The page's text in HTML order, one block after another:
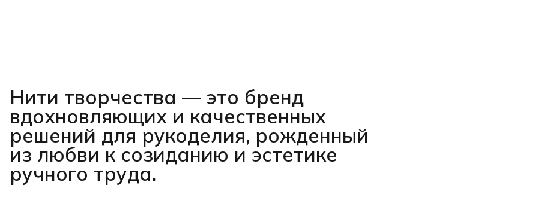
Нити творчества — это бренд
вдохновляющих и качественных
решений для рукоделия, рожденный
из любви к созиданию и эстетике
ручного труда.